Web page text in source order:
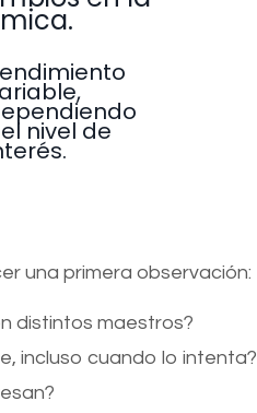
nivel de
una primera observación:
distintos maestros?
incluso cuando lo intenta?